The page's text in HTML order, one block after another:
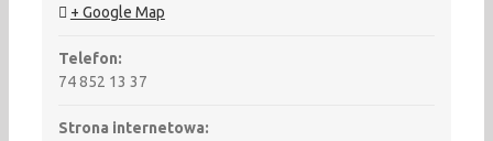
+ Google Map
Telefon:
74 852 13 37
Strona internetowa: